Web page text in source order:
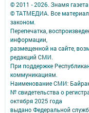
© 2011 - 2026. Знамя
© ТАТМЕДИА. Все
законом.
Перепечатка,
информации,
размещенной на сайте,
редакций СМИ.
При поддержке
коммуникациям.
Наименование СМИ:
№ свидетельства о
октября 2025 года
выдано Федеральной